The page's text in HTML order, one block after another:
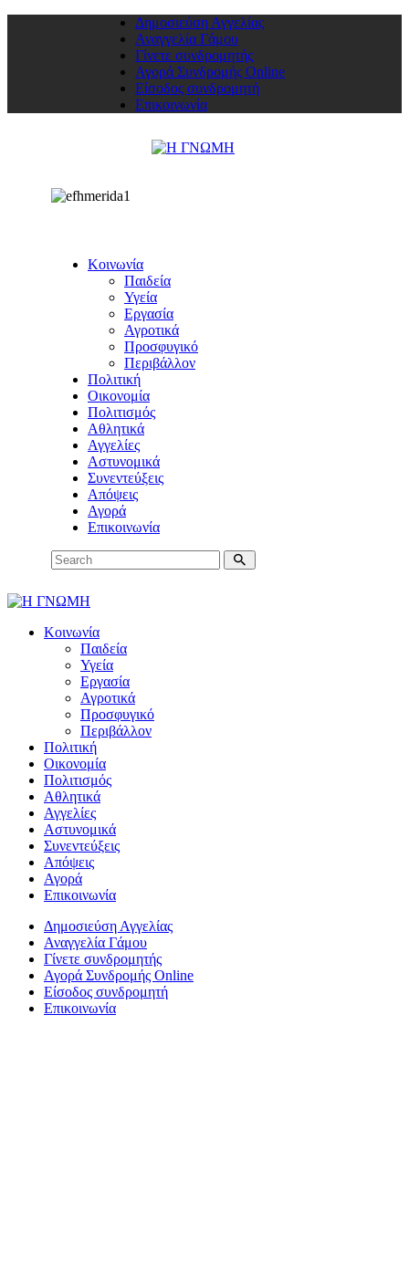
Δημοσιεύση Αγγελίας
Αναγγελία Γάμου
Γίνετε συνδρομητής
Αγορά Συνδρομής Online
Είσοδος συνδρομητή
Επικοινωνία
Κοινωνία
Παιδεία
Υγεία
Εργασία
Αγροτικά
Προσφυγικό
Περιβάλλον
Πολιτική
Οικονομία
Πολιτισμός
Αθλητικά
Αγγελίες
Αστυνομικά
Συνεντεύξεις
Απόψεις
Αγορά
Επικοινωνία
Κοινωνία
Παιδεία
Υγεία
Εργασία
Αγροτικά
Προσφυγικό
Περιβάλλον
Πολιτική
Οικονομία
Πολιτισμός
Αθλητικά
Αγγελίες
Αστυνομικά
Συνεντεύξεις
Απόψεις
Αγορά
Επικοινωνία
Δημοσιεύση Αγγελίας
Αναγγελία Γάμου
Γίνετε συνδρομητής
Αγορά Συνδρομής Online
Είσοδος συνδρομητή
Επικοινωνία